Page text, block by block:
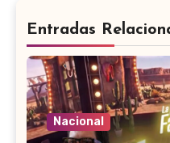
Entradas
Nacional